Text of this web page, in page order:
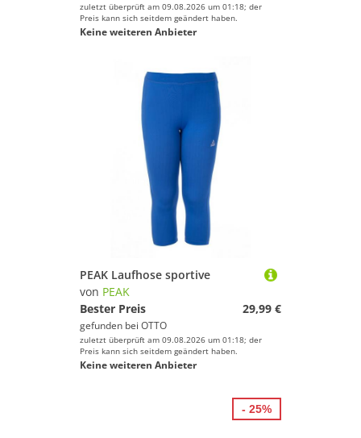
zuletzt überprüft am 09.08.2026 um 01:18; der
Preis kann sich seitdem geändert haben.
Keine weiteren Anbieter
PEAK Laufhose sportive
von PEAK
Bester Preis
29,99 €
gefunden bei OTTO
zuletzt überprüft am 09.08.2026 um 01:18; der
Preis kann sich seitdem geändert haben.
Keine weiteren Anbieter
- 25%